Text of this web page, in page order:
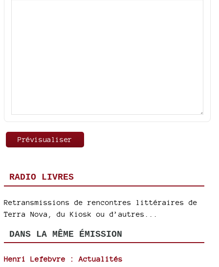
RADIO LIVRES
Retransmissions de rencontres littéraires de
Terra Nova, du Kiosk ou d’autres...
DANS LA MÊME ÉMISSION
Henri Lefebvre : Actualités